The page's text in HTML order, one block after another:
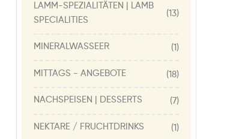
LAMM-SPEZIALITÄTEN | LAMB
SPECIALITIES
(13)
MINERALWASSEER (1)
MITTAGS - ANGEBOTE (18)
NACHSPEISEN | DESSERTS (7)
NEKTARE / FRUCHTDRINKS (1)